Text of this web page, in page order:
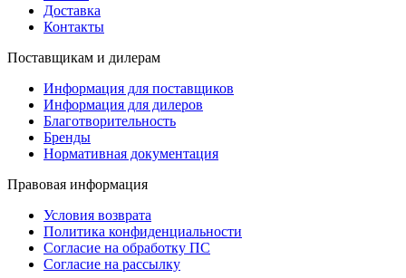
Доставка
Контакты
Поставщикам и дилерам
Информация для поставщиков
Информация для дилеров
Благотворительность
Бренды
Нормативная документация
Правовая информация
Условия возврата
Политика конфиденциальности
Согласие на обработку ПС
Согласие на рассылку